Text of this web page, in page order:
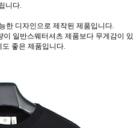
니다.
한 디자인으로 제작된 제품입니다.
일반스웨터셔츠 제품보다 무게감이 있
좋은 제품입니다.